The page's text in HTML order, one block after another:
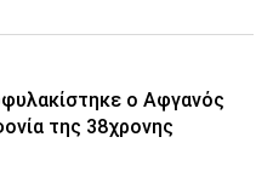
ο Αφγανός
της 38χρονης